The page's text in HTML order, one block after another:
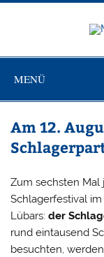
Zum
MENÜ
Am 12.
Zum sechsten Mal
Schlagerfestival
Lübars:der
rund eintausend
besuchten,